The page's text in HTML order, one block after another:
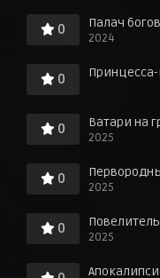
0
2024
0
0 Ватари на
2025
0
2025
0
2025